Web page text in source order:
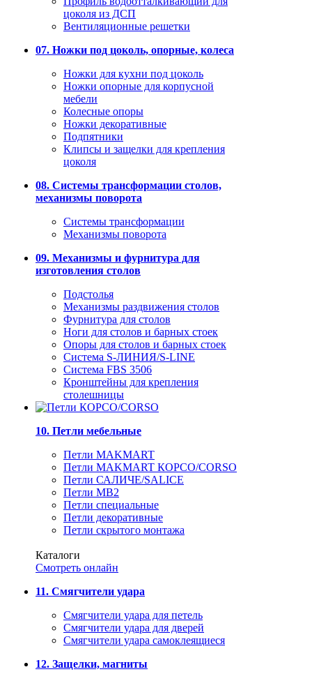
цоколя из ДСП
Вентиляционные решетки
07. Ножки под цоколь, опорные, колеса
Ножки для кухни под цоколь
Ножки опорные для корпусной
мебели
Колесные опоры
Ножки декоративные
Подпятники
Клипсы и защелки для крепления
цоколя
08. Системы трансформации столов,
механизмы поворота
Системы трансформации
Механизмы поворота
09. Механизмы и фурнитура для
изготовления столов
Подстолья
Механизмы раздвижения столов
Фурнитура для столов
Ноги для столов и барных стоек
Опоры для столов и барных стоек
Система S-ЛИНИЯ/S-LINE
Система FBS 3506
Кронштейны для крепления
столешницы
10. Петли мебельные
Петли MAKMART
Петли MAKMART КОРСО/CORSO
Петли САЛИЧЕ/SALICE
Петли MB2
Петли специальные
Петли декоративные
Петли скрытого монтажа
Каталоги
Смотреть онлайн
11. Смягчители удара
Смягчители удара для петель
Смягчители удара для дверей
Cмягчители удара самоклеящиеся
12. Защелки, магниты